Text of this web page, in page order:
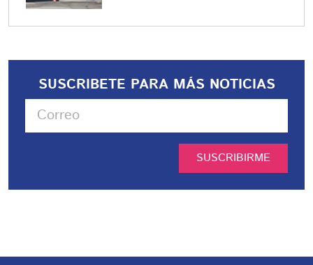
SUSCRIBETE PARA MÁS NOTICIAS
SUSCRIBIRME